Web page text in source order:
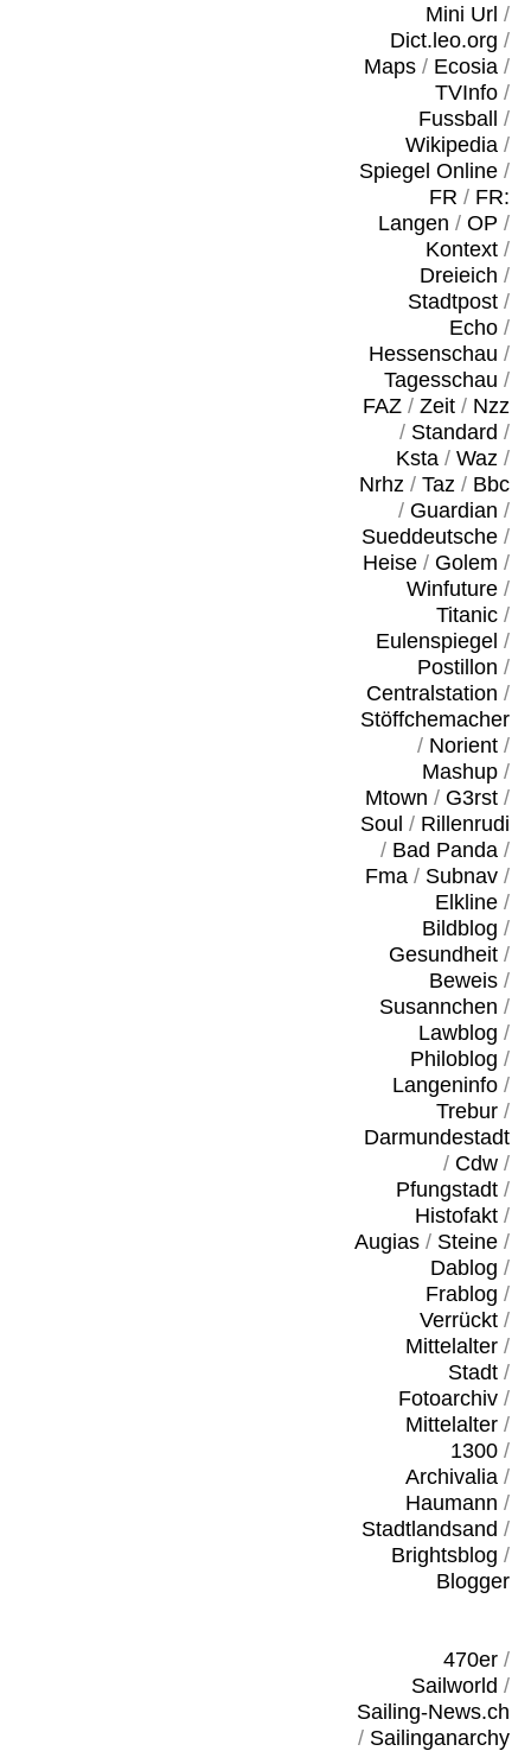
Mini Url /
Dict.leo.org /
Maps/ Ecosia/
TVInfo/
Fussball
/
Wikipedia/
Spiegel Online/
FR / FR:
Langen / OP /
Kontext/
Dreieich /
Stadtpost/
Echo/
Hessenschau /
Tagesschau /
FAZ/ Zeit/ Nzz
/ Standard /
Ksta/ Waz/
Nrhz/ Taz/ Bbc
/ Guardian /
Sueddeutsche/
Heise/ Golem /
Winfuture/
Titanic/
Eulenspiegel /
Postillon /
Centralstation /
Stöffchemacher
/ Norient/
Mashup/
Mtown / G3rst/
Soul / Rillenrudi
/ Bad Panda/
Fma/ Subnav/
Elkline/
Bildblog /
Gesundheit/
Beweis/
Susannchen /
Lawblog /
Philoblog /
Langeninfo/
Trebur/
Darmundestadt
/ Cdw/
Pfungstadt/
Histofakt/
Augias/ Steine/
Dablog /
Frablog /
Verrückt/
Mittelalter/
Stadt/
Fotoarchiv/
Mittelalter/
1300/
Archivalia/
Haumann /
Stadtlandsand /
Brightsblog /
Blogger
470er/
Sailworld /
Sailing-News.ch
/ Sailinganarchy